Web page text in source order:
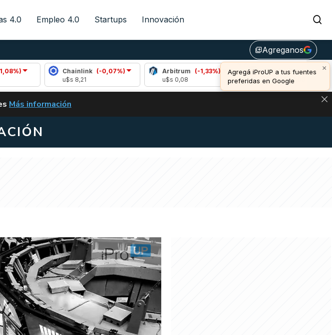
4.0 Empleo 4.0 Startups Innovación
library_addAgreganos
×
Agregá iProUP a tus fuentes
preferidas en Google
Chainlink
(-0,07%)
Arbitrum
(-1,33%)
Bitcoin (0,86%)
u$s 64.992,00
CLARITY ACT EN ARGENTINA: IMPACTO EN BITCOIN, DÓLAR CRIPTO Y EXCHANGES
Más información